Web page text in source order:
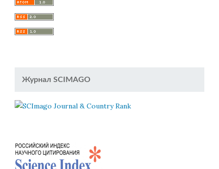
Журнал SCIMAGO